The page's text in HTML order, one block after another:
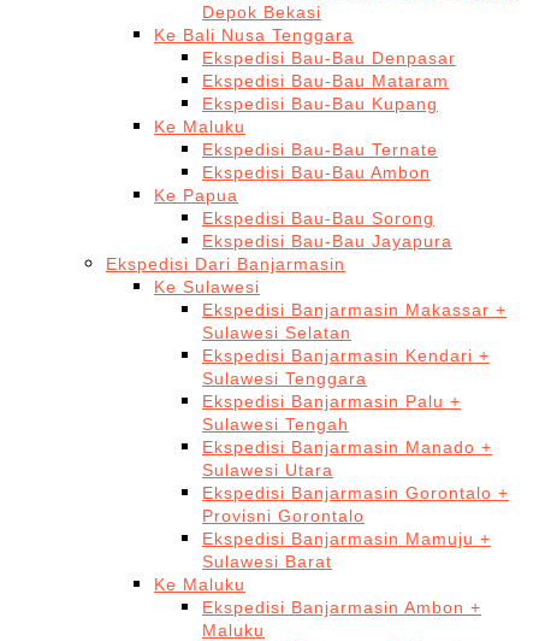
Depok Bekasi
Ke Bali Nusa Tenggara
Ekspedisi Bau-Bau Denpasar
Ekspedisi Bau-Bau Mataram
Ekspedisi Bau-Bau Kupang
Ke Maluku
Ekspedisi Bau-Bau Ternate
Ekspedisi Bau-Bau Ambon
Ke Papua
Ekspedisi Bau-Bau Sorong
Ekspedisi Bau-Bau Jayapura
Ekspedisi Dari Banjarmasin
Ke Sulawesi
Ekspedisi Banjarmasin Makassar +
Sulawesi Selatan
Ekspedisi Banjarmasin Kendari +
Sulawesi Tenggara
Ekspedisi Banjarmasin Palu +
Sulawesi Tengah
Ekspedisi Banjarmasin Manado +
Sulawesi Utara
Ekspedisi Banjarmasin Gorontalo +
Provisni Gorontalo
Ekspedisi Banjarmasin Mamuju +
Sulawesi Barat
Ke Maluku
Ekspedisi Banjarmasin Ambon +
Maluku